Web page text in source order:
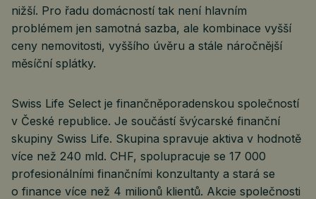
nižší. Pro řadu domácností tak není hlavním
problémem jen samotná sazba, ale kombinace vyšší
ceny nemovitosti, vyššího úvěru a stále náročnější
měsíční splátky.
Swiss Life Select je finančněporadenskou společností
v České republice. Je součástí švýcarské finanční
skupiny Swiss Life. Skupina spravuje aktiva v hodnotě
více než 240 mld. CHF, spolupracuje se 17 000
profesionálními finančními konzultanty a stará se
o finance více než 4 milionů klientů. Akcie společnosti